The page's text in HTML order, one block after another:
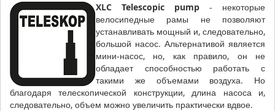
XLC Telescopic pump - некоторые
велосипедные рамы не позволяют
устанавливать мощный и, следовательно,
большой насос. Альтернативой является
мини-насос, но, как правило, он не
обладает способностью работать с
такими же объемами воздуха. Но
благодаря телескопической конструкции, длина насоса и,
следовательно, объем можно увеличить практически вдвое.